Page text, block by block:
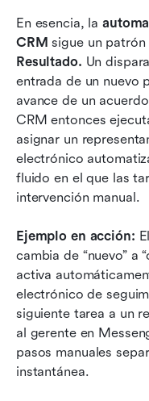
En esencia, la
CRM sigue un patrón
Resultado. Un
entrada de un nuevo
avance de un
CRM entonces
asignar un
electrónico
fluido en el que las
intervención manual.
Ejemplo en acción:
cambia de “nuevo” a
activa
electrónico de
siguiente tarea a un
al gerente en
pasos manuales
instantánea.